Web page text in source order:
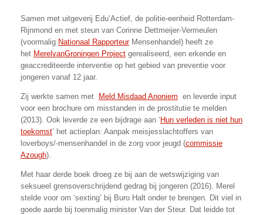
Samen met uitgeverij Edu’Actief, de politie-eenheid Rotterdam-
Rijnmond en met steun van Corinne Dettmeijer-Vermeulen
(voormalig Nationaal RapporteurMensenhandel) heeft ze
het MerelvanGroningen Project gerealiseerd, een erkende en
geaccrediteerde interventie op het gebied van preventie voor
jongeren vanaf 12 jaar.
Zij werkte samen met Meld Misdaad Anoniem en leverde input
voor een brochure om misstanden in de prostitutie te melden
(2013). Ook leverde ze een bijdrage aan ‘Hun verleden is niet hun
toekomst’ het actieplan: Aanpak meisjesslachtoffers van
loverboys/-mensenhandel in de zorg voor jeugd (commissie
Azough).
Met haar derde boek droeg ze bij aan de wetswijziging van
seksueel grensoverschrijdend gedrag bij jongeren (2016). Merel
stelde voor om ‘sexting’ bij Buro Halt onder te brengen. Dit viel in
goede aarde bij toenmalig minister Van der Steur. Dat leidde tot